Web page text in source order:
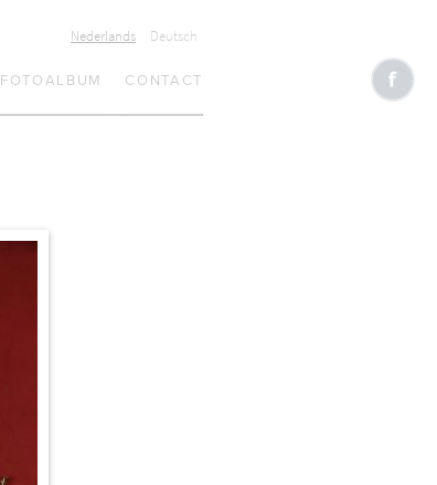
Nederlands Deutsch
FOTOALBUM CONTACT